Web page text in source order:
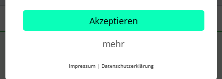
AUTOR*IN ANTWORT
Akzeptieren
mehr
Impressum | Datenschutzerklärung